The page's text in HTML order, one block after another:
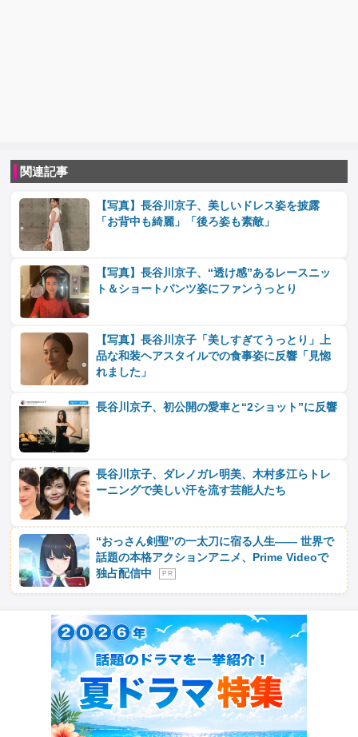
関連記事
【写真】長谷川京子、美しいドレス姿を披露
「お背中も綺麗」「後ろ姿も素敵」
【写真】長谷川京子、“透け感”あるレースニッ
ト＆ショートパンツ姿にファンうっとり
【写真】長谷川京子「美しすぎてうっとり」上
品な和装ヘアスタイルでの食事姿に反響「見惚
れました」
長谷川京子、初公開の愛車と“2ショット”に反響
長谷川京子、ダレノガレ明美、木村多江らトレ
ーニングで美しい汗を流す芸能人たち
“おっさん剣聖”の一太刀に宿る人生―― 世界で
話題の本格アクションアニメ、Prime Videoで
独占配信中
P R